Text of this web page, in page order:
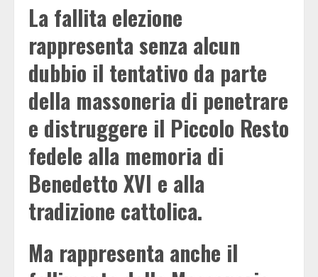
La fallita elezione
rappresenta senza alcun
dubbio il tentativo da parte
della massoneria di penetrare
e distruggere il Piccolo Resto
fedele alla memoria di
Benedetto XVI e alla
tradizione cattolica.
Ma rappresenta anche il